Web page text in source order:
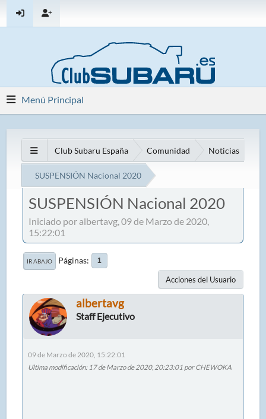
Menú Principal
Club Subaru España Comunidad Noticias
SUSPENSIÓN Nacional 2020
SUSPENSIÓN Nacional 2020
Iniciado por albertavg, 09 de Marzo de 2020,
15:22:01
IR ABAJO Páginas 1
Acciones del Usuario
albertavg
Staff Ejecutivo
09 de Marzo de 2020, 15:22:01
Ultima modificación: 17 de Marzo de 2020, 20:23:01 por CHEWOKA